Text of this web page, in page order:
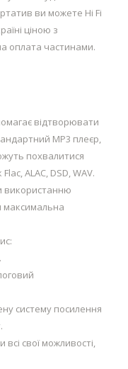
ви можете Hi Fi
ціною з
оплата частинами.
відтворювати
MP3 плеєр,
похвалитися
ALAC, DSD, WAV.
використанню
максимальна
систему посилення
свої можливості,